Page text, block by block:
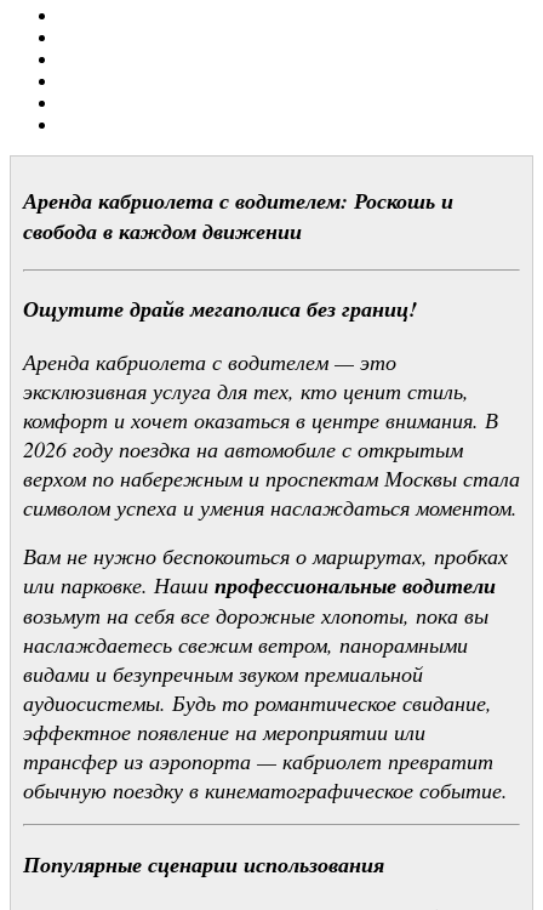
Аренда кабриолета с водителем: Роскошь и
свобода в каждом движении
Ощутите драйв мегаполиса без границ!
Аренда кабриолета с водителем — это
эксклюзивная услуга для тех, кто ценит стиль,
комфорт и хочет оказаться в центре внимания. В
2026 году поездка на автомобиле с открытым
верхом по набережным и проспектам Москвы стала
символом успеха и умения наслаждаться моментом.
Вам не нужно беспокоиться о маршрутах, пробках
или парковке. Наши профессиональные водители
возьмут на себя все дорожные хлопоты, пока вы
наслаждаетесь свежим ветром, панорамными
видами и безупречным звуком премиальной
аудиосистемы. Будь то романтическое свидание,
эффектное появление на мероприятии или
трансфер из аэропорта — кабриолет превратит
обычную поездку в кинематографическое событие.
Популярные сценарии использования